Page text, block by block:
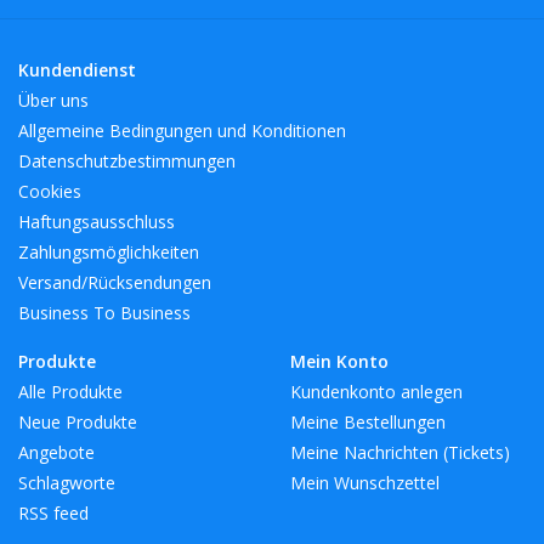
wunderbare Auswahl an Produkten für jeden Stil.
BreiteMM: 98
DurchmesserMM: 98
HöheMM: 292
LängeMM: 98
Kundendienst
Über uns
Allgemeine Bedingungen und Konditionen
Datenschutzbestimmungen
Cookies
Haftungsausschluss
Zahlungsmöglichkeiten
Versand/Rücksendungen
Business To Business
Produkte
Alle Produkte
Neue Produkte
Angebote
Schlagworte
RSS feed
Mein Konto
Kundenkonto anlegen
Meine Bestellungen
Meine Nachrichten (Tickets)
Mein Wunschzettel